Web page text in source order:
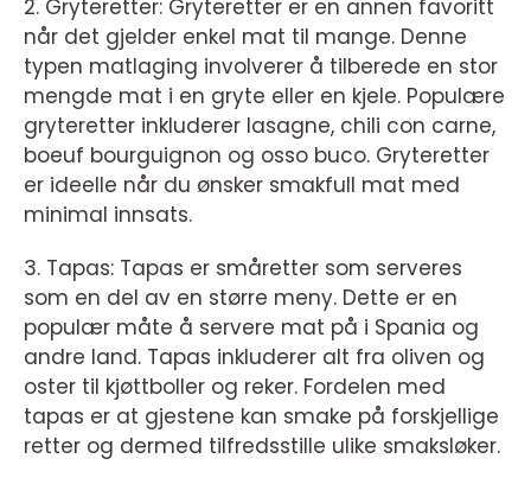
2. Gryteretter: Gryteretter er en annen favoritt
når det gjelder enkel mat til mange. Denne
typen matlaging involverer å tilberede en stor
mengde mat i en gryte eller en kjele. Populære
gryteretter inkluderer lasagne, chili con carne,
boeuf bourguignon og osso buco. Gryteretter
er ideelle når du ønsker smakfull mat med
minimal innsats.
3. Tapas: Tapas er småretter som serveres
som en del av en større meny. Dette er en
populær måte å servere mat på i Spania og
andre land. Tapas inkluderer alt fra oliven og
oster til kjøttboller og reker. Fordelen med
tapas er at gjestene kan smake på forskjellige
retter og dermed tilfredsstille ulike smaksløker.